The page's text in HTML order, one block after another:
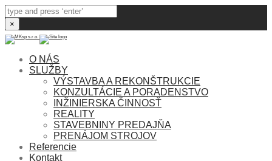
×
O NÁS
SLUŽBY
VÝSTAVBA A REKONŠTRUKCIE
KONZULTÁCIE A PORADENSTVO
INŽINIERSKA ČINNOSŤ
REALITY
STAVEBNINY PREDAJŇA
PRENÁJOM STROJOV
Referencie
Kontakt